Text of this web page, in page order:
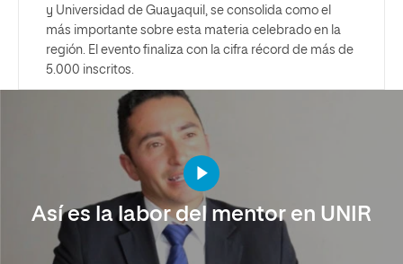
y Universidad de Guayaquil, se consolida como el
más importante sobre esta materia celebrado en la
región. El evento finaliza con la cifra récord de más de
5.000 inscritos.
Así es la labor del mentor en UNIR